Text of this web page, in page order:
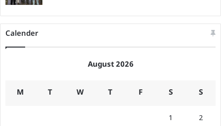
Calender
August 2026
M T W T F S S
1 2